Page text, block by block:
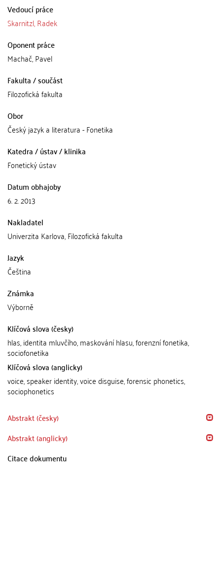
Vedoucí práce
Skarnitzl, Radek
Oponent práce
Machač, Pavel
Fakulta / součást
Filozofická fakulta
Obor
Český jazyk a literatura - Fonetika
Katedra / ústav / klinika
Fonetický ústav
Datum obhajoby
6. 2. 2013
Nakladatel
Univerzita Karlova, Filozofická fakulta
Jazyk
Čeština
Známka
Výborně
Klíčová slova (česky)
hlas, identita mluvčího, maskování hlasu, forenzní fonetika,
sociofonetika
Klíčová slova (anglicky)
voice, speaker identity, voice disguise, forensic phonetics,
sociophonetics
Abstrakt (česky)
Abstrakt (anglicky)
Citace dokumentu